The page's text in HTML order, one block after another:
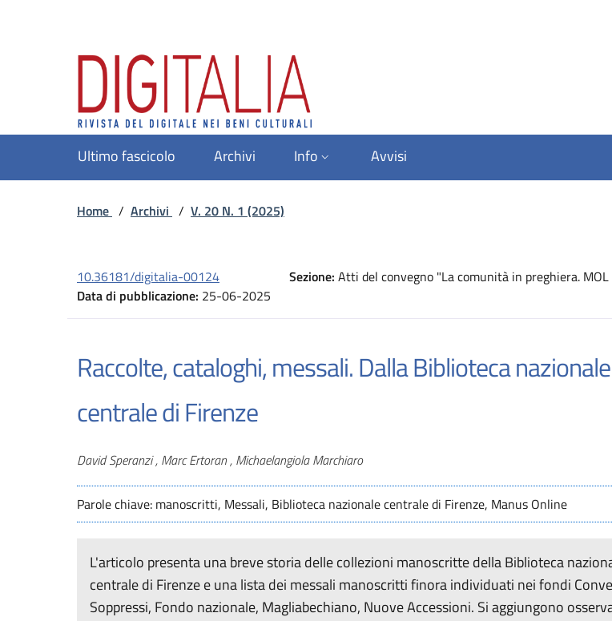
Ultimo fascicolo Archivi Info Avvisi
Home / Archivi / V. 20 N. 1 (2025)
10.36181/digitalia-00124 Sezione: Atti del convegno "La comunità in preghiera.
Data di pubblicazione: 25-06-2025
Raccolte, cataloghi, messali. Dalla Biblioteca nazionale
centrale di Firenze
Autori
David Speranzi , Marc Ertoran , Michaelangiola Marchiaro
Parole chiave: manoscritti, Messali, Biblioteca nazionale centrale di Firenze, Manus Online
L'articolo presenta una breve storia delle collezioni manoscritte della Biblioteca
centrale di Firenze e una lista dei messali manoscritti finora individuati nei fondi
Soppressi, Fondo nazionale, Magliabechiano, Nuove Accessioni. Si aggiungono